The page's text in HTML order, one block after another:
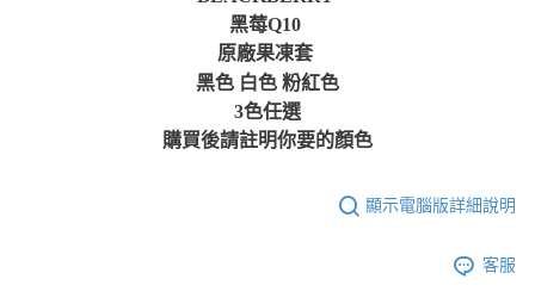
到店自取-台北信義門市 (租借商品請先詢問客服)
每筆NT$100，滿NT$199(含以上)免運費
黑莓Q10
原廠果凍套
黑色 白色 粉紅色
3色任選
購買後請註明你要的顏色
顯示電腦版詳細說明
客服